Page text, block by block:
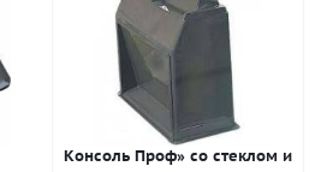
Консоль Проф» со стеклом и